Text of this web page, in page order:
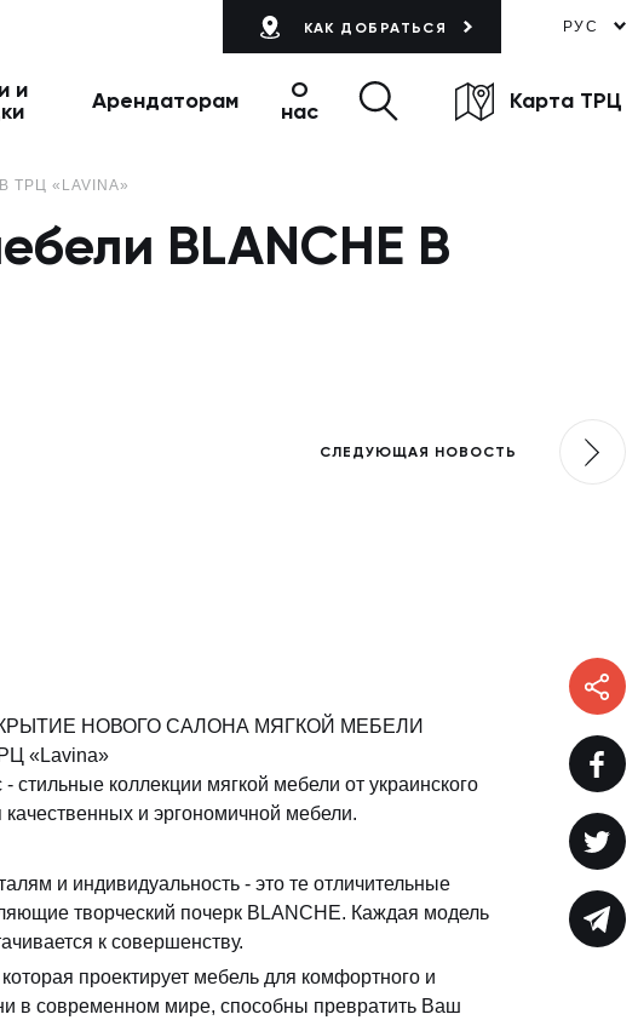
КАК ДОБРАТЬСЯ РУС
и
Арендаторам
О
нас
Карта ТРЦ
«LAVINA»
BLANCHE В
СЛЕДУЮЩАЯ НОВОСТЬ
НОВОГО САЛОНА МЯГКОЙ МЕБЕЛИ
«Lavina»
- стильные коллекции мягкой мебели от украинского
качественных и эргономичной мебели.
и индивидуальность - это те отличительные
творческий почерк BLANCHE. Каждая модель
к совершенству.
проектирует мебель для комфортного и
в современном мире, способны превратить Ваш